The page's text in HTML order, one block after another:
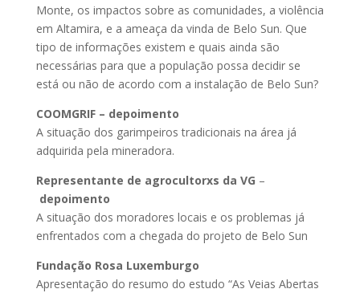
Monte, os impactos sobre as comunidades, a violência
em Altamira, e a ameaça da vinda de Belo Sun. Que
tipo de informações existem e quais ainda são
necessárias para que a população possa decidir se
está ou não de acordo com a instalação de Belo Sun?
COOMGRIF – depoimento
A situação dos garimpeiros tradicionais na área já
adquirida pela mineradora.
Representante de agrocultorxs da VG –
depoimento
A situação dos moradores locais e os problemas já
enfrentados com a chegada do projeto de Belo Sun
Fundação Rosa Luxemburgo
Apresentação do resumo do estudo “As Veias Abertas